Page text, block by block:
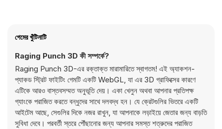
গেমের খুঁটিনাটি
Raging Punch 3D কী সম্পর্কে?
Raging Punch 3D-এর রক্তাক্ত মারামারিতে স্বাগতম! এই অ্যাকশন-
প্যাকড স্ট্রিট ফাইটিং গেমটি একটি WebGL, যা এর 3D গ্রাফিক্সের কারণে
এটিকে আরও বাস্তবসম্মত অনুভূতি দেয়। একা খেলুন অথবা আপনার প্রতিপক্ষ
গ্যাংকে পরাজিত করতে বন্ধুদের সাথে দলবদ্ধ হন। যে ক্রেটগুলির ভিতরে একটি
আইটেম আছে, সেগুলির দিকে নজর রাখুন, যা আপনাকে লড়াইয়ে জেতার জন্য বাড়তি
সুবিধা দেবে। পরবর্তী স্তরে পৌঁছানোর জন্য আপনার সমস্ত শত্রুদের পরাজিত